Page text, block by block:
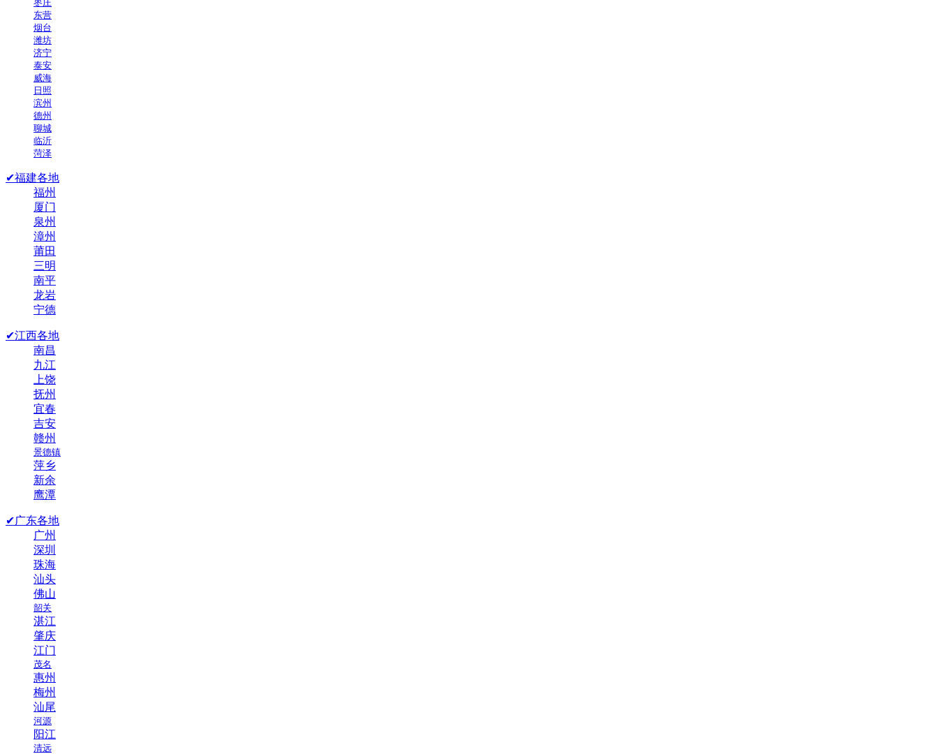
枣庄
东营
烟台
潍坊
济宁
泰安
威海
日照
滨州
德州
聊城
临沂
菏泽
✔福建各地
福州
厦门
泉州
漳州
莆田
三明
南平
龙岩
宁德
✔江西各地
南昌
九江
上饶
抚州
宜春
吉安
赣州
景德镇
萍乡
新余
鹰潭
✔广东各地
广州
深圳
珠海
汕头
佛山
韶关
湛江
肇庆
江门
茂名
惠州
梅州
汕尾
河源
阳江
清远